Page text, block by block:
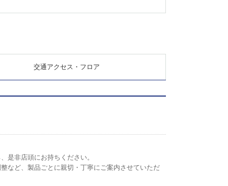
交通アクセス・フロア
是非店頭にお持ちください。
など、製品ごとに親切・丁寧にご案内させていただ